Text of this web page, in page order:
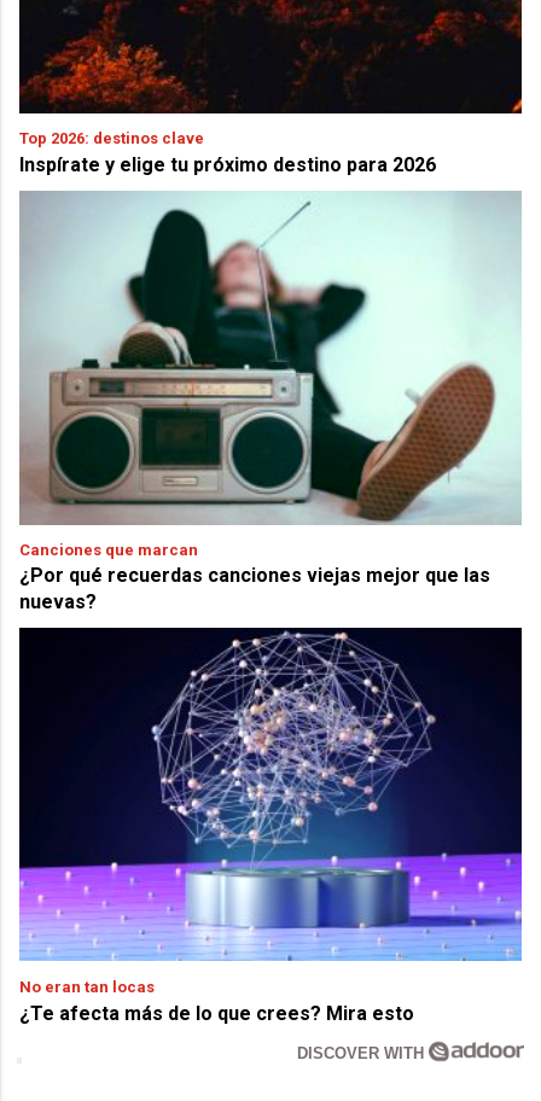
Top 2026: destinos clave
Inspírate y elige tu próximo destino para 2026
Canciones que marcan
¿Por qué recuerdas canciones viejas mejor que las
nuevas?
No eran tan locas
¿Te afecta más de lo que crees? Mira esto
DISCOVER WITH